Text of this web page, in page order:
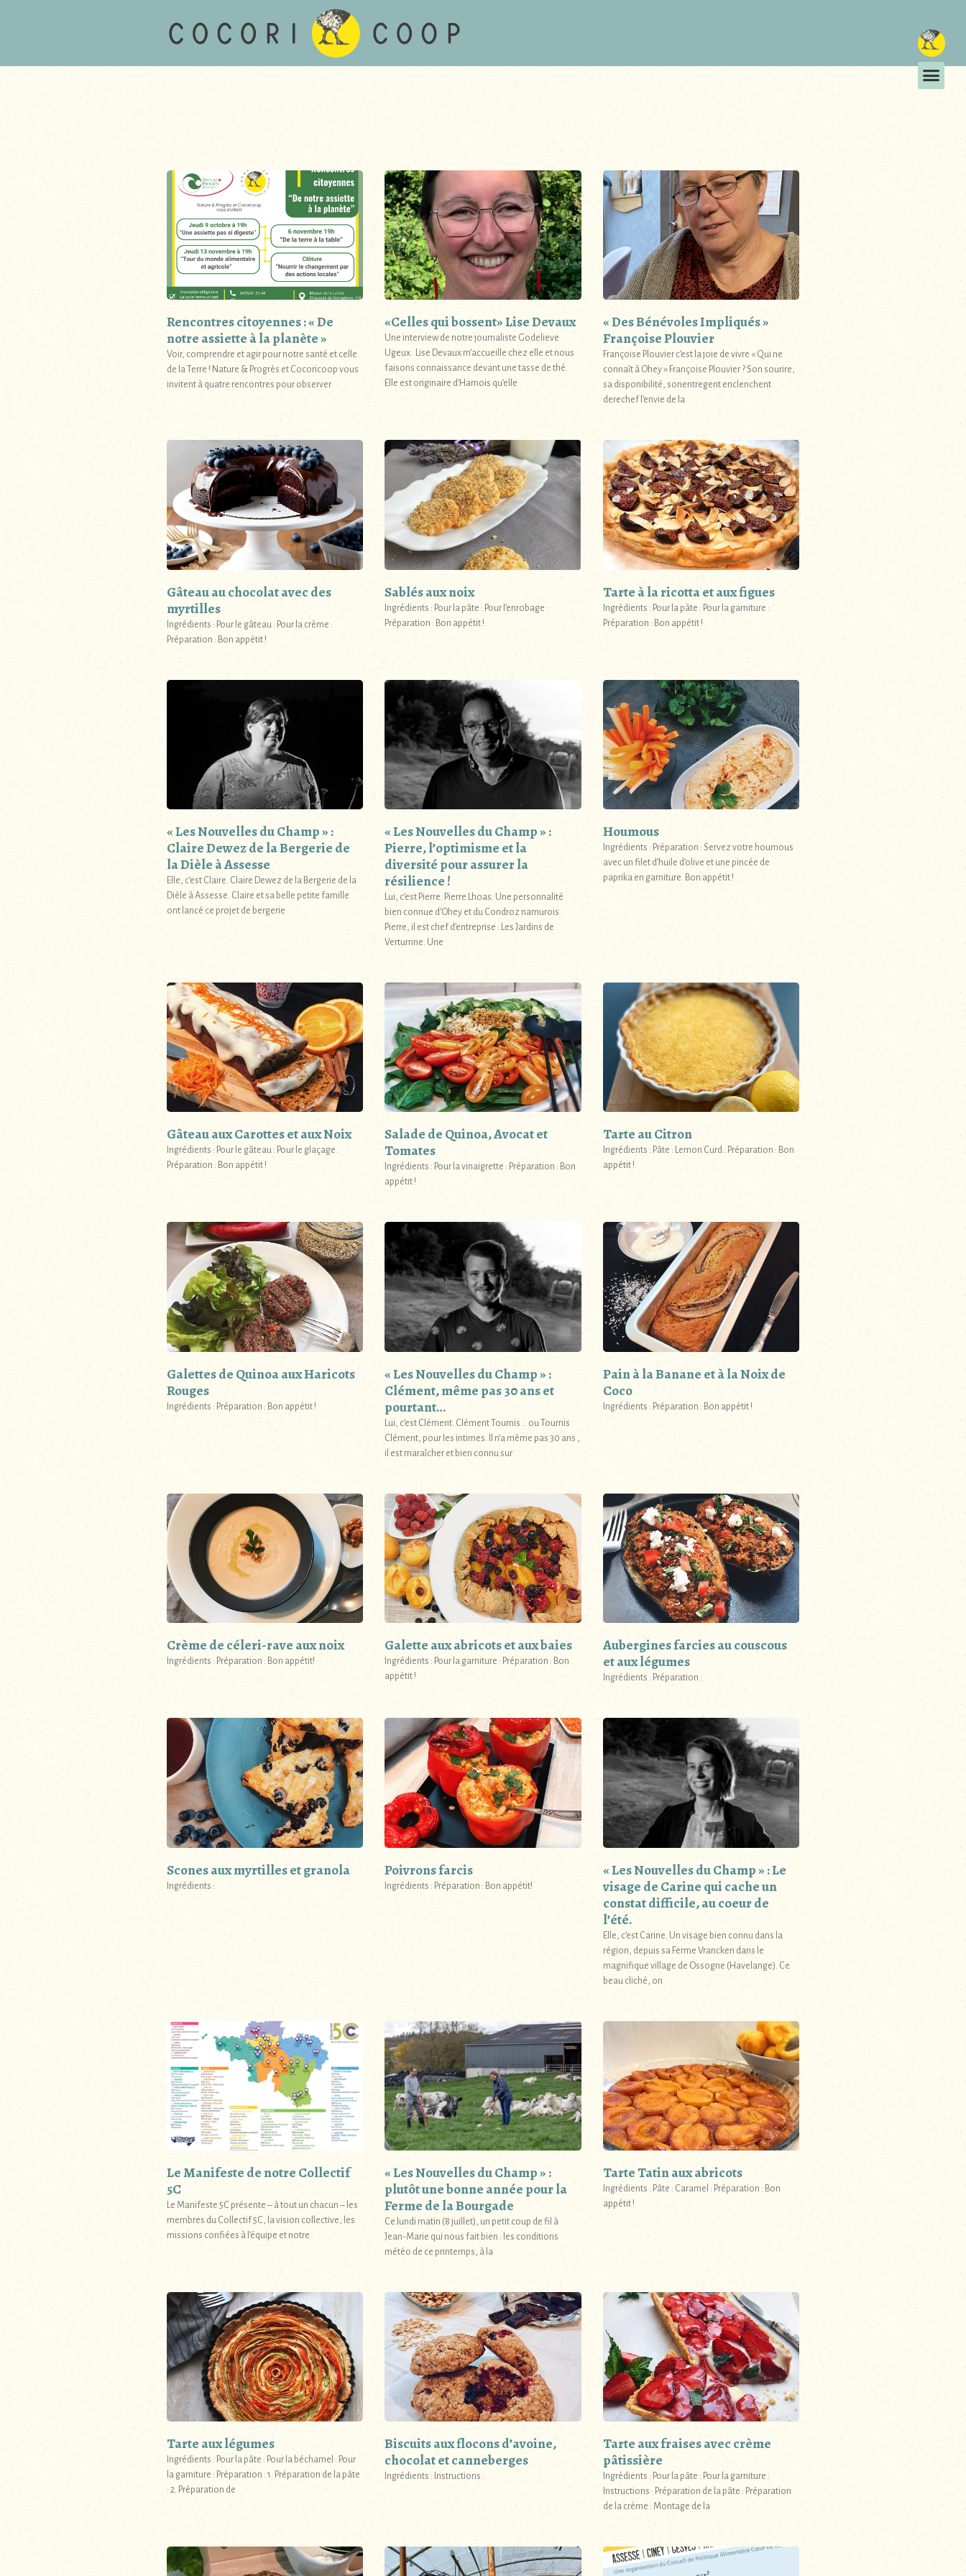
Rencontres citoyennes : « De
notre assiette à la planète »
Voir, comprendre et agir pour notre santé et celle
de la Terre ! Nature & Progrès et Cocoricoop vous
invitent à quatre rencontres pour observer
«Celles qui bossent» Lise Devaux
Une interview de notre journaliste Godelieve
Ugeux. Lise Devaux m’accueille chez elle et nous
faisons connaissance devant une tasse de thé.
Elle est originaire d’Hamois qu’elle
« Des Bénévoles Impliqués »
Françoise Plouvier
Françoise Plouvier c’est la joie de vivre « Qui ne
connaît à Ohey » Françoise Plouvier ? Son sourire,
sa disponibilité, sonentregent enclenchent
derechef l’envie de la
Gâteau au chocolat avec des
myrtilles
Ingrédients : Pour le gâteau : Pour la crème :
Préparation : Bon appétit !
Sablés aux noix
Ingrédients : Pour la pâte : Pour l’enrobage :
Préparation : Bon appétit !
Tarte à la ricotta et aux figues
Ingrédients : Pour la pâte : Pour la garniture :
Préparation : Bon appétit !
« Les Nouvelles du Champ » :
Claire Dewez de la Bergerie de
la Dièle à Assesse
Elle, c’est Claire. Claire Dewez de la Bergerie de la
Dièle à Assesse. Claire et sa belle petite famille
ont lancé ce projet de bergerie
« Les Nouvelles du Champ » :
Pierre, l’optimisme et la
diversité pour assurer la
résilience !
Lui, c’est Pierre. Pierre Lhoas. Une personnalité
bien connue d’Ohey et du Condroz namurois.
Pierre, il est chef d’entreprise : Les Jardins de
Vertumne. Une
Houmous
Ingrédients : Préparation : Servez votre houmous
avec un filet d’huile d’olive et une pincée de
paprika en garniture. Bon appétit !
Gâteau aux Carottes et aux Noix
Ingrédients : Pour le gâteau : Pour le glaçage :
Préparation : Bon appétit !
Salade de Quinoa, Avocat et
Tomates
Ingrédients : Pour la vinaigrette : Préparation : Bon
appétit !
Tarte au Citron
Ingrédients : Pâte : Lemon Curd : Préparation : Bon
appétit !
Galettes de Quinoa aux Haricots
Rouges
Ingrédients : Préparation : Bon appétit !
« Les Nouvelles du Champ » :
Clément, même pas 30 ans et
pourtant…
Lui, c’est Clément. Clément Tournis… ou Tournis
Clément, pour les intimes. Il n’a même pas 30 ans ,
il est maraîcher et bien connu sur
Pain à la Banane et à la Noix de
Coco
Ingrédients : Préparation : Bon appétit !
Crème de céleri-rave aux noix
Ingrédients : Préparation : Bon appétit!
Galette aux abricots et aux baies
Ingrédients : Pour la garniture : Préparation : Bon
appétit !
Aubergines farcies au couscous
et aux légumes
Ingrédients : Préparation :
Scones aux myrtilles et granola
Ingrédients :
Poivrons farcis
Ingrédients : Préparation : Bon appétit!
« Les Nouvelles du Champ » : Le
visage de Carine qui cache un
constat difficile, au coeur de
l’été.
Elle, c’est Carine. Un visage bien connu dans la
région, depuis sa Ferme Vrancken dans le
magnifique village de Ossogne (Havelange). Ce
beau cliché, on
Le Manifeste de notre Collectif
5C
Le Manifeste 5C présente – à tout un chacun – les
membres du Collectif 5C, la vision collective, les
missions confiées à l’équipe et notre
« Les Nouvelles du Champ » :
plutôt une bonne année pour la
Ferme de la Bourgade
Ce lundi matin (8 juillet), un petit coup de fil à
Jean-Marie qui nous fait bien : les conditions
météo de ce printemps, à la
Tarte Tatin aux abricots
Ingrédients : Pâte : Caramel : Préparation : Bon
appétit !
Tarte aux légumes
Ingrédients : Pour la pâte : Pour la béchamel : Pour
la garniture : Préparation : 1. Préparation de la pâte
: 2. Préparation de
Biscuits aux flocons d’avoine,
chocolat et canneberges
Ingrédients : Instructions :
Tarte aux fraises avec crème
pâtissière
Ingrédients : Pour la pâte : Pour la garniture :
Instructions : Préparation de la pâte : Préparation
de la crème : Montage de la